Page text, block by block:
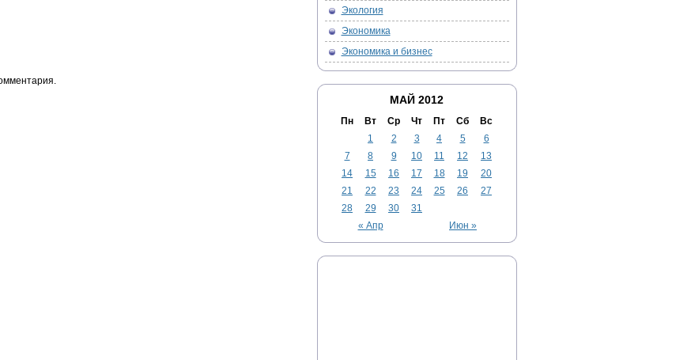
Экология
Экономика
Экономика и бизнес
МАЙ 2012
Пн Вт Ср Чт Пт Сб Вс
« Апр Июн »
1 2 3 4 5
6
7
8 9 10 11 12
13
14
15 16 17 18 19
20
21
22 23 24 25 26
27
28
29 30 31